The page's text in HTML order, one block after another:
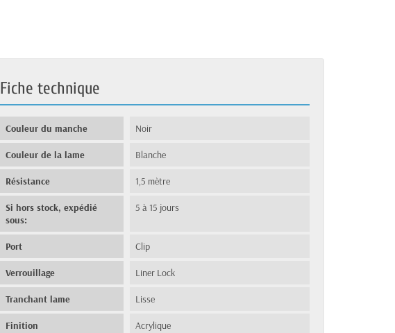
Fiche technique
Couleur du manche Noir
Couleur de la lame Blanche
Résistance 1,5 mètre
Si hors stock, expédié
sous:
5 à 15 jours
Port Clip
Verrouillage Liner Lock
Tranchant lame Lisse
Finition Acrylique